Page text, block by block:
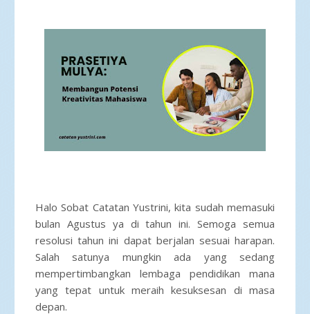
Halo Sobat Catatan Yustrini, kita sudah memasuki
bulan Agustus ya di tahun ini. Semoga semua
resolusi tahun ini dapat berjalan sesuai harapan.
Salah satunya mungkin ada yang sedang
mempertimbangkan lembaga pendidikan mana
yang tepat untuk meraih kesuksesan di masa
depan.